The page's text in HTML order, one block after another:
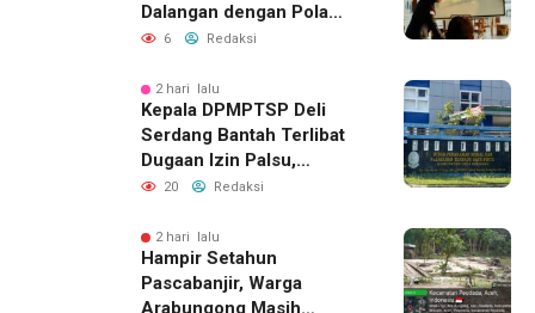
Dalangan dengan Pola
Pikir Inovatif
6 Redaksi
2 hari lalu
Kepala DPMPTSP Deli
Serdang Bantah Terlibat
Dugaan Izin Palsu,
Tegaskan Proses
Jalur Resmi
20 Redaksi
2 hari lalu
Hampir Setahun
Pascabanjir, Warga
Arabungong Masih